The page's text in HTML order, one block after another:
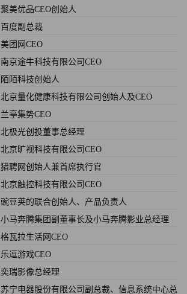
聚美优品CEO创始人
百度副总裁
美团网CEO
南京途牛科技有限公司CEO
陌陌科技创始人
北京量化健康科技有限公司创始人及CEO
兰亭集势CEO
北极光创投董事总经理
北京旷视科技有限公司CEO
猎聘网创始人兼首席执行官
北京触控科技有限公司CEO
豌豆荚的联合创始人、产品负责人
小马奔腾集团副董事长及小马奔腾影业总经理
格瓦拉生活网CEO
乐逗游戏CEO
奕瑞影像总经理
苏宁电器股份有限公司副总裁、信息系统中心总监